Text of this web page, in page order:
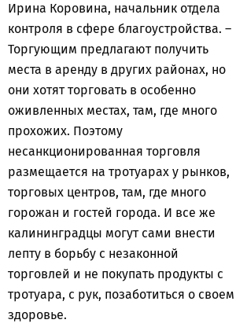
Ирина Коровина, начальник отдела
контроля в сфере благоустройства. –
Торгующим предлагают получить
места в аренду в других районах, но
они хотят торговать в особенно
оживленных местах, там, где много
прохожих. Поэтому
несанкционированная торговля
размещается на тротуарах у рынков,
торговых центров, там, где много
горожан и гостей города. И все же
калининградцы могут сами внести
лепту в борьбу с незаконной
торговлей и не покупать продукты с
тротуара, с рук, позаботиться о своем
здоровье.